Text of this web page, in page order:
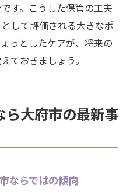
す。こうした保管の工夫
して評価される大きなポ
っとしたケアが、将来の
ておきましょう。
ら大府市の最新事
ならではの傾向